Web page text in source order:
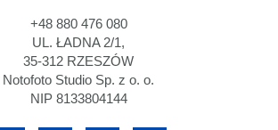
+48 880 476 080
UL. ŁADNA 2/1,
35-312 RZESZÓW
Notofoto Studio Sp. z o. o.
NIP 8133804144